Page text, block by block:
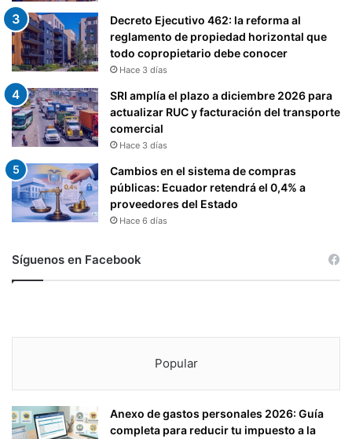
Decreto Ejecutivo 462: la reforma al
reglamento de propiedad horizontal que
todo copropietario debe conocer
Hace 3 días
SRI amplía el plazo a diciembre 2026 para
actualizar RUC y facturación del transporte
comercial
Hace 3 días
Cambios en el sistema de compras
públicas: Ecuador retendrá el 0,4% a
proveedores del Estado
Hace 6 días
Síguenos en Facebook
Popular
Anexo de gastos personales 2026: Guía
completa para reducir tu impuesto a la